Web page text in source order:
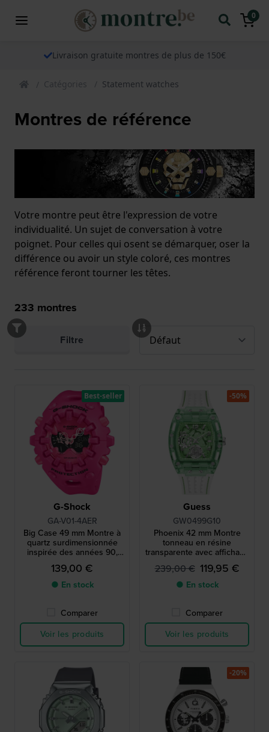
0
Livraison gratuite montres de plus de 150€
Catégories Statement watches
Montres de référence
Votre montre peut être l'expression de votre
individualité. Un sujet de conversation à votre
poignet. Pour celles qui osent se démarquer, oser la
différence ou avoir un style coloré, ces montres
référence feront tourner les têtes.
233 montres
Filtre
G-Shock
GA-V01-4AER
Big Case 49 mm Montre à
quartz surdimensionnée
inspirée des années 90,
avec aiguilles magnétiques
à déclenchement par choc.
139,00 €
● En stock
Comparer
Voir les produits
Best-seller
Guess
GW0499G10
Phoenix 42 mm Montre
tonneau en résine
transparente avec affichage
du jour et de la date
239,00 € 119,95 €
● En stock
Comparer
Voir les produits
-50%
-20%